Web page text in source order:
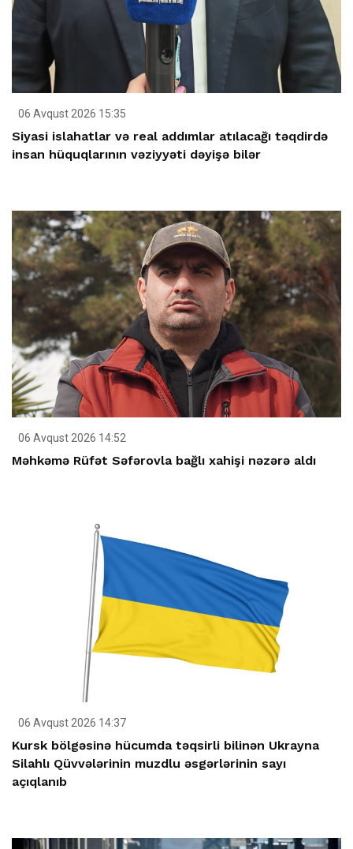
06 Avqust 2026 15:35
Siyasi islahatlar və real addımlar atılacağı təqdirdə
insan hüquqlarının vəziyyəti dəyişə bilər
06 Avqust 2026 14:52
Məhkəmə Rüfət Səfərovla bağlı xahişi nəzərə aldı
06 Avqust 2026 14:37
Kursk bölgəsinə hücumda təqsirli bilinən Ukrayna
Silahlı Qüvvələrinin muzdlu əsgərlərinin sayı
açıqlanıb